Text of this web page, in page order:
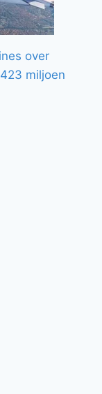
over
miljoen